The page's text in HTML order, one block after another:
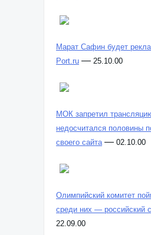
Марат Сафин будет
Port.ru — 25.10.00
МОК запретил
недосчитался половины
своего сайта — 02.10.00
Олимпийский комитет
среди них — российский
22.09.00